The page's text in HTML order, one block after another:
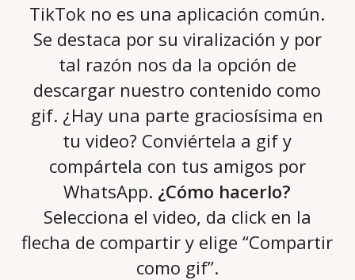
TikTok no es una aplicación común.
Se destaca por su viralización y por
tal razón nos da la opción de
descargar nuestro contenido como
gif. ¿Hay una parte graciosísima en
tu video? Conviértela a gif y
compártela con tus amigos por
WhatsApp. ¿Cómo hacerlo?
Selecciona el video, da click en la
flecha de compartir y elige “Compartir
como gif”.